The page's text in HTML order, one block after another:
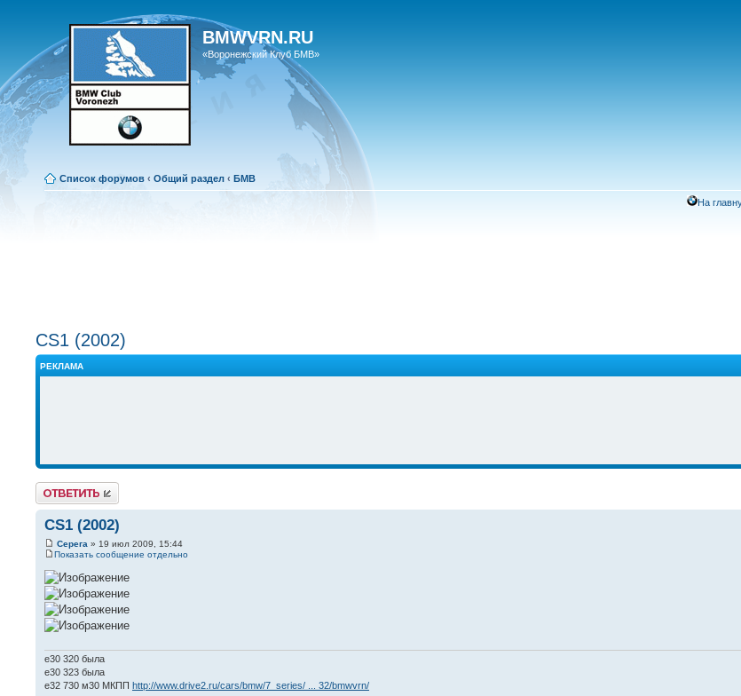
BMWVRN.RU
«Воронежский Клуб БМВ»
Список форумов ‹ Общий раздел ‹ БМВ
На
CS1 (2002)
РЕКЛАМА
Ответить
CS1 (2002)
Серега » 19 июл 2009, 15:44
Показать сообщение отдельно
e30 320 была
е30 323 была
е32 730 м30 МКПП http://www.drive2.ru/cars/bmw/7_series/ ... 32/bmwvrn/